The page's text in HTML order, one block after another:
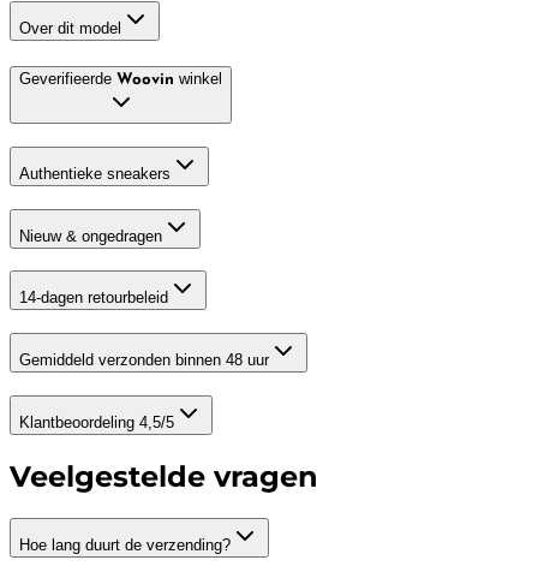
Over dit model
Geverifieerde Woovin winkel
Authentieke sneakers
Nieuw & ongedragen
14-dagen retourbeleid
Gemiddeld verzonden binnen 48 uur
Klantbeoordeling 4,5/5
Veelgestelde vragen
Hoe lang duurt de verzending?